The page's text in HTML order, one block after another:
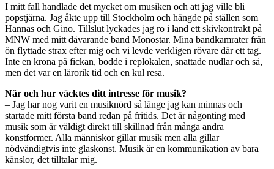
I mitt fall handlade det mycket om musiken och att jag ville bli
popstjärna. Jag åkte upp till Stockholm och hängde på ställen som
Hannas och Gino. Tillslut lyckades jag ro i land ett skivkontrakt på
MNW med mitt dåvarande band Monostar. Mina bandkamrater från
ön flyttade strax efter mig och vi levde verkligen rövare där ett tag.
Inte en krona på fickan, bodde i replokalen, snattade nudlar och så,
men det var en lärorik tid och en kul resa.
När och hur väcktes ditt intresse för musik?
– Jag har nog varit en musiknörd så länge jag kan minnas och
startade mitt första band redan på fritids. Det är någonting med
musik som är väldigt direkt till skillnad från många andra
konstformer. Alla människor gillar musik men alla gillar
nödvändigtvis inte glaskonst. Musik är en kommunikation av bara
känslor, det tilltalar mig.